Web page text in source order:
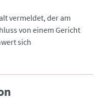
vermeldet, der am
von einem Gericht
sich